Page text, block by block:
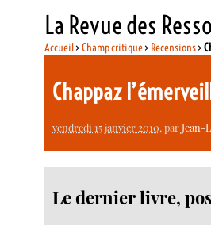
La Revue des
Accueil>Champ critique> Recensions>
Chappaz
vendredi 15 janvier 2010, parJean-
Le dernier livre,